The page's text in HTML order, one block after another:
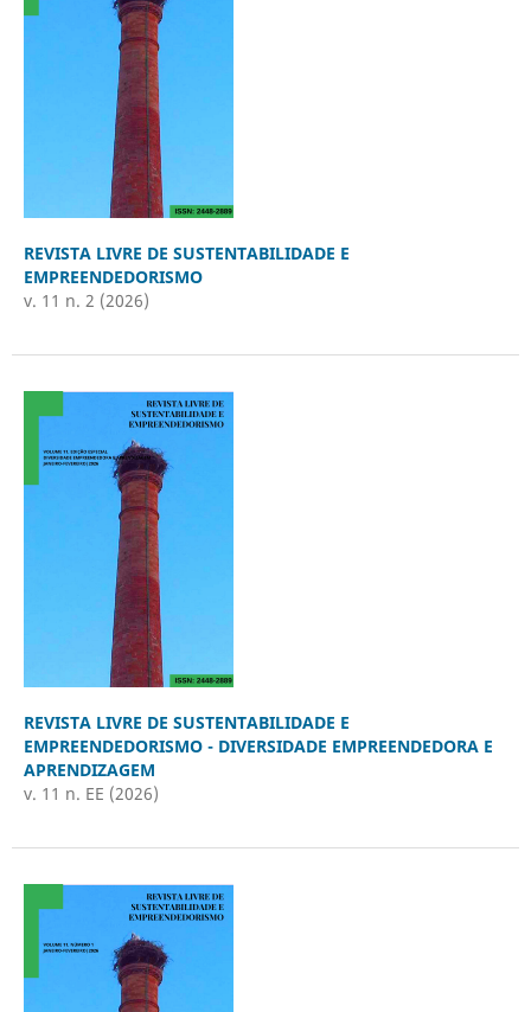
REVISTA LIVRE DE SUSTENTABILIDADE E
EMPREENDEDORISMO
v. 11 n. 2 (2026)
REVISTA LIVRE DE SUSTENTABILIDADE E
EMPREENDEDORISMO - DIVERSIDADE EMPREENDEDORA E
APRENDIZAGEM
v. 11 n. EE (2026)